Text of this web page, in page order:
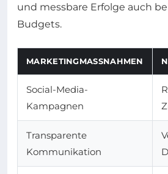
und messbare Erfolge auch
Budgets.
MARKETINGMASSNAHMEN
Social-Media-
Kampagnen
Transparente
Kommunikation